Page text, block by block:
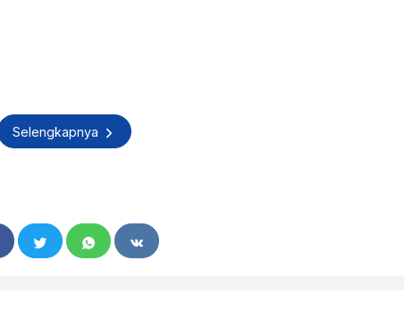
Selengkapnya